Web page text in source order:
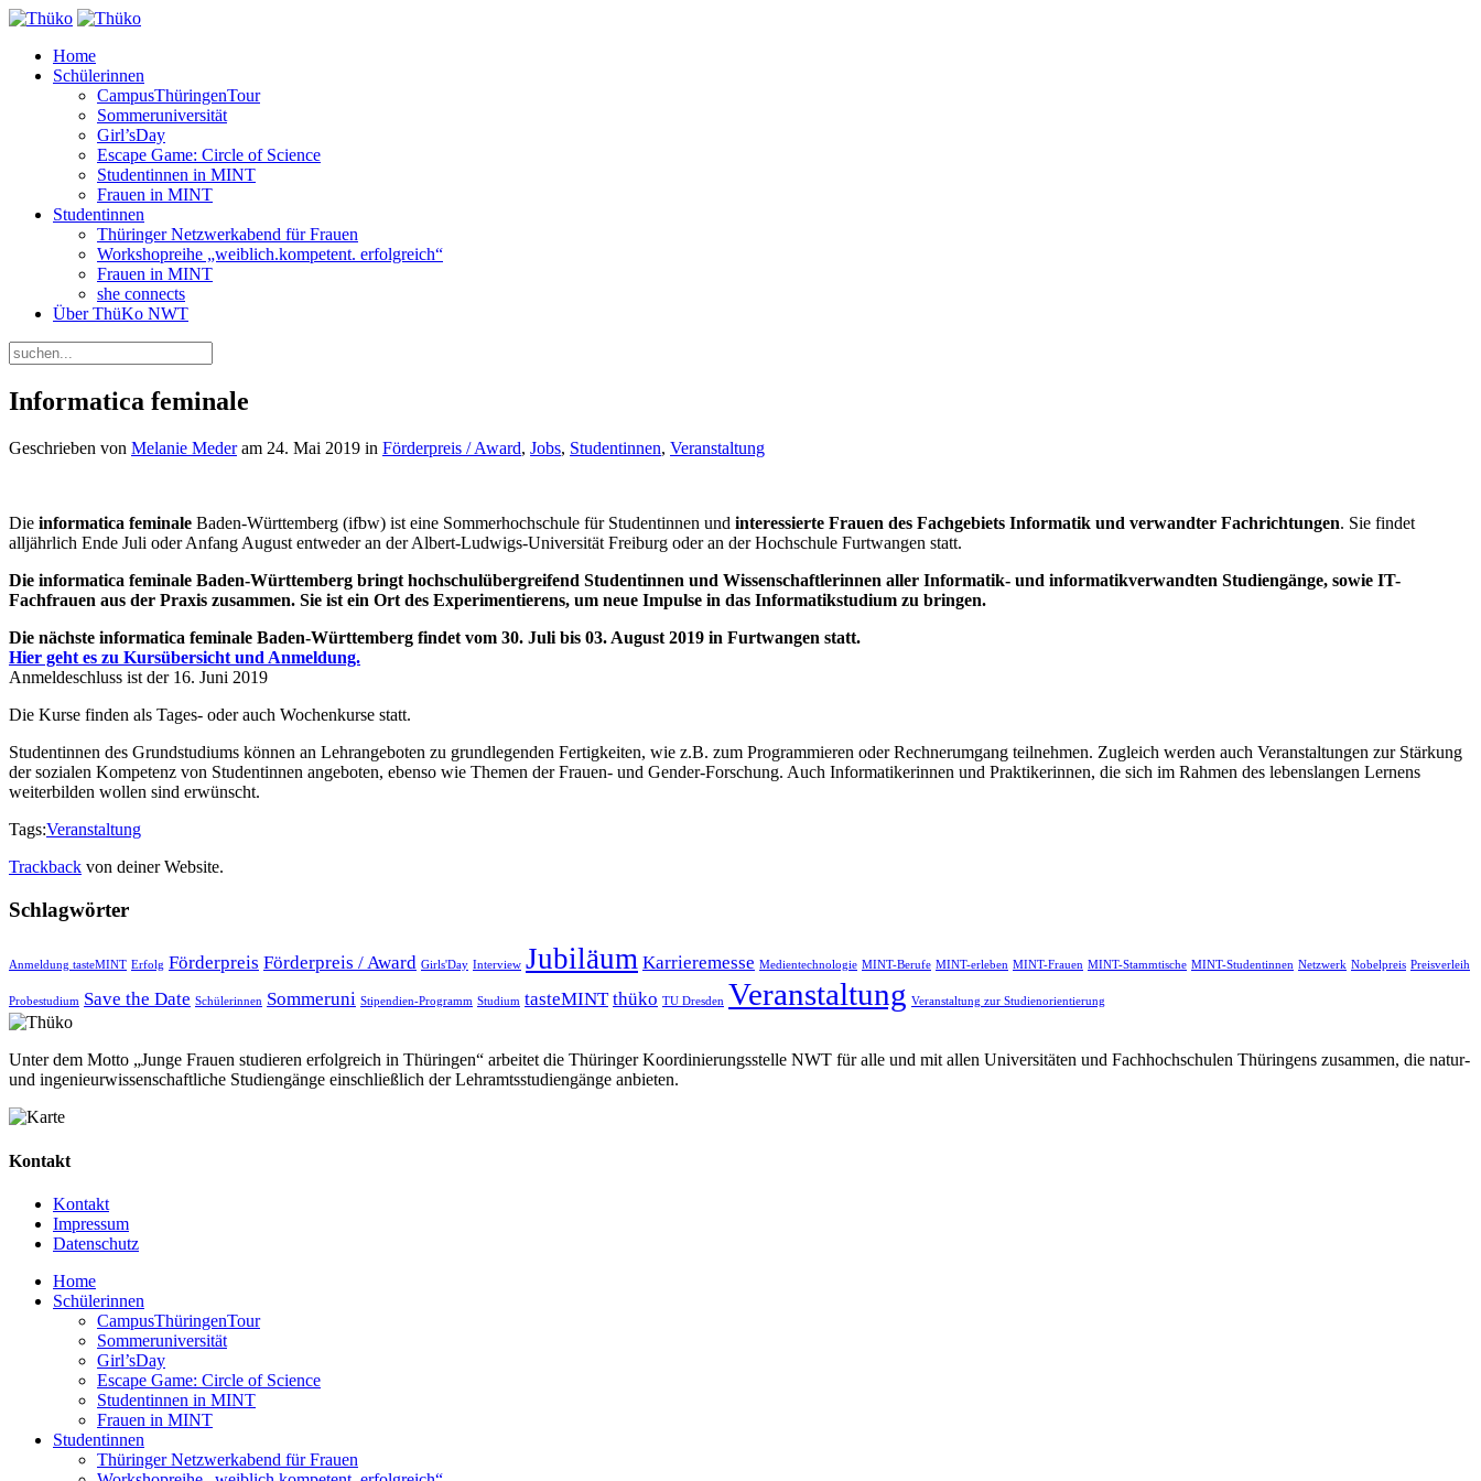
Home
Schülerinnen
CampusThüringenTour
Sommeruniversität
Girl’sDay
Escape Game: Circle of Science
Studentinnen in MINT
Frauen in MINT
Studentinnen
Thüringer Netzwerkabend für Frauen
Workshopreihe „weiblich.kompetent. erfolgreich“
Frauen in MINT
she connects
Über ThüKo NWT
Informatica feminale
Geschrieben von Melanie Mederam 24. Mai 2019 in Förderpreis / Award, Jobs, Studentinnen, Veranstaltung
Die informatica feminale Baden-Württemberg (ifbw) ist eine Sommerhochschule für Studentinnen und interessierte Frauen des Fachgebiets Informatik und verwandter Fachrichtungen. Sie findet
alljährlich Ende Juli oder Anfang August entweder an der Albert-Ludwigs-Universität Freiburg oder an der Hochschule Furtwangen statt.
Die informatica feminale Baden-Württemberg bringt hochschulübergreifend Studentinnen und Wissenschaftlerinnen aller Informatik- und informatikverwandten Studiengänge, sowie IT-
Fachfrauen aus der Praxis zusammen. Sie ist ein Ort des Experimentierens, um neue Impulse in das Informatikstudium zu bringen.
Die nächste informatica feminale Baden-Württemberg findet vom 30. Juli bis 03. August 2019 in Furtwangen statt.
Hier geht es zu Kursübersicht und Anmeldung.
Anmeldeschluss ist der 16. Juni 2019
Die Kurse finden als Tages- oder auch Wochenkurse statt.
Studentinnen des Grundstudiums können an Lehrangeboten zu grundlegenden Fertigkeiten, wie z.B. zum Programmieren oder Rechnerumgang teilnehmen. Zugleich werden auch Veranstaltungen zur Stärkung
der sozialen Kompetenz von Studentinnen angeboten, ebenso wie Themen der Frauen- und Gender-Forschung. Auch Informatikerinnen und Praktikerinnen, die sich im Rahmen des lebenslangen Lernens
weiterbilden wollen sind erwünscht.
Tags:Veranstaltung
Trackback von deiner Website.
Schlagwörter
Anmeldung tasteMINT Erfolg Förderpreis Förderpreis / Award Girls'Day Interview Jubiläum Karrieremesse Medientechnologie MINT-Berufe MINT-erleben MINT-Frauen MINT-Stammtische MINT-Studentinnen Netzwerk Nobelpreis Preisverleih
Probestudium Save the Date Schülerinnen Sommeruni Stipendien-Programm Studium tasteMINT thüko TU Dresden Veranstaltung Veranstaltung zur Studienorientierung
Unter dem Motto „Junge Frauen studieren erfolgreich in Thüringen“ arbeitet die Thüringer Koordinierungsstelle NWT für alle und mit allen Universitäten und Fachhochschulen Thüringens zusammen, die natur-
und ingenieurwissenschaftliche Studiengänge einschließlich der Lehramtsstudiengänge anbieten.
Kontakt
Kontakt
Impressum
Datenschutz
Home
Schülerinnen
CampusThüringenTour
Sommeruniversität
Girl’sDay
Escape Game: Circle of Science
Studentinnen in MINT
Frauen in MINT
Studentinnen
Thüringer Netzwerkabend für Frauen